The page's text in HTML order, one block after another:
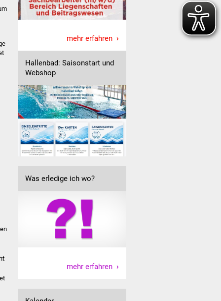
mehr erfahren
Hallenbad: Saisonstart und
Webshop
Was erledige ich wo?
mehr erfahren